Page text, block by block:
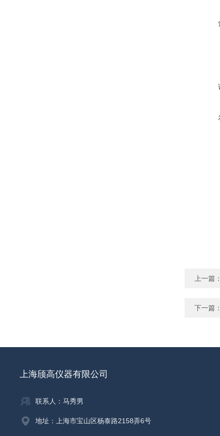
上一篇
下一篇
上海颀高仪器有限公司
联系人：马秀男
地址：上海市宝山区杨泰路2158弄6号